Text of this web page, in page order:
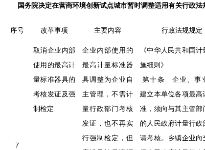
国务院决定在营商环境创新试点城市暂时调整适用有关行政法
序号 改革事项 主要内容 行政法规规定
7
取消企业内部
使用的最高计
量标准器具的
考核发证及强
制检定
企业内部使用的
最高计量标准器
具调整为企业自
主管理，不需计
量行政部门考核
发证，也不再实
行强制检定，但
《中华人民共和国
施细则》
第十条 企业、事
建立本单位各项最高
准，须向与其主管部
的人民政府计量行政
请考核。乡镇企业向